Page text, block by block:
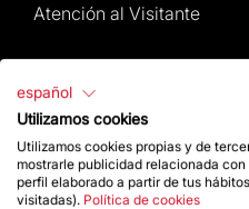
Atención al Visitante
Normativa y condiciones
Noticias y Actualidad
Agenda
español
Utilizamos cookies
Utilizamos cookies propias y de
mostrarle publicidad relacionada
perfil elaborado a partir de tus
visitadas). Política de cookies